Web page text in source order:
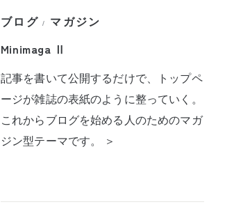
ブログ / マガジン
Minimaga Ⅱ
記事を書いて公開するだけで、トップペ
ージが雑誌の表紙のように整っていく。
これからブログを始める人のためのマガ
ジン型テーマです。 ＞